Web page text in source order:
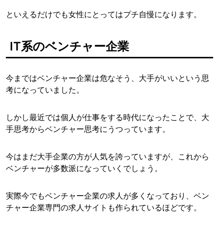
といえるだけでも女性にとってはプチ自慢になります。
IT系のベンチャー企業
今まではベンチャー企業は危なそう、大手がいいという思
考になっていました。
しかし最近では個人が仕事をする時代になったことで、大
手思考からベンチャー思考にうつっています。
今はまだ大手企業の方が人気を誇っていますが、これから
ベンチャーが多数派になっていくでしょう。
実際今でもベンチャー企業の求人が多くなっており、ベン
チャー企業専門の求人サイトも作られているほどです。